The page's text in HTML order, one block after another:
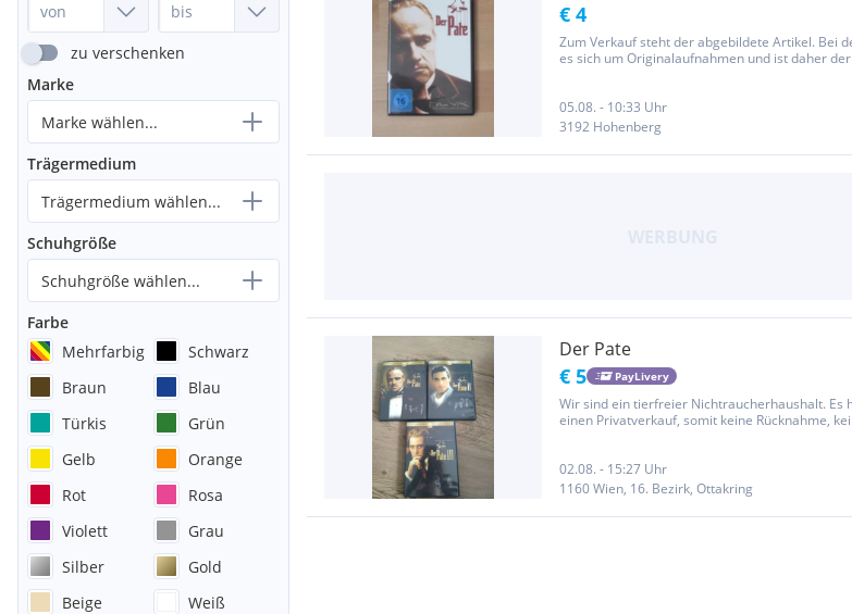
zu verschenken
Marke
Marke wählen...
Trägermedium
Trägermedium wählen...
Schuhgröße
Schuhgröße wählen...
Farbe
Mehrfarbig
Schwarz
Braun
Blau
Türkis
Grün
Gelb
Orange
Rot
Rosa
Violett
Grau
Silber
Gold
Beige
Weiß
€ 4
Zum Verkauf steht der abgebildete Artikel. Bei
es sich um Originalaufnahmen und ist daher der
05.08. - 10:33 Uhr
3192 Hohenberg
Der Pate
€ 5 PayLivery
Wir sind ein tierfreier Nichtraucherhaushalt. Es
einen Privatverkauf, somit keine Rücknahme,
02.08. - 15:27 Uhr
1160 Wien, 16. Bezirk, Ottakring